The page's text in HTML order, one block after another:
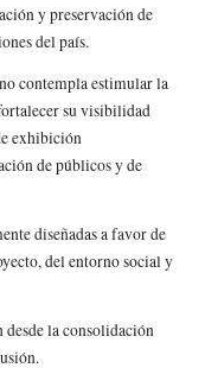
y preservación de
del país.
contempla estimular la
su visibilidad
exhibición
de públicos y de
diseñadas a favor de
del entorno social y
desde la consolidación